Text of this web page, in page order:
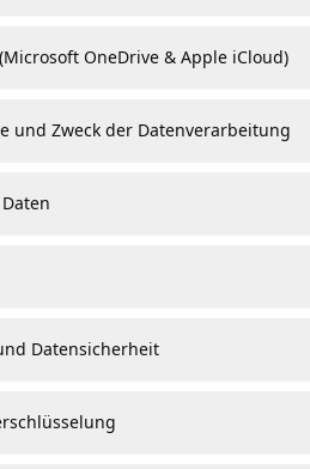
OneDrive & Apple iCloud)
und Zweck der Datenverarbeitung
Datensicherheit